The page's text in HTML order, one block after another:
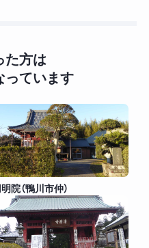
た方は
っています
明院（鴨川市仲）